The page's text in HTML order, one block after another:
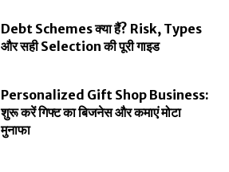
Debt Schemes क्या हैं? Risk, Types
और सही Selection की पूरी गाइड
Personalized Gift Shop Business:
शुरू करें गिफ्ट का बिजनेस और कमाएं मोटा
मुनाफा